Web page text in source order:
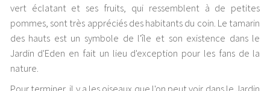
vert éclatant et ses fruits, qui ressemblent à de petites
pommes, sont très appréciés des habitants du coin. Le tamarin
des hauts est un symbole de l'île et son existence dans le
Jardin d'Eden en fait un lieu d'exception pour les fans de la
nature.